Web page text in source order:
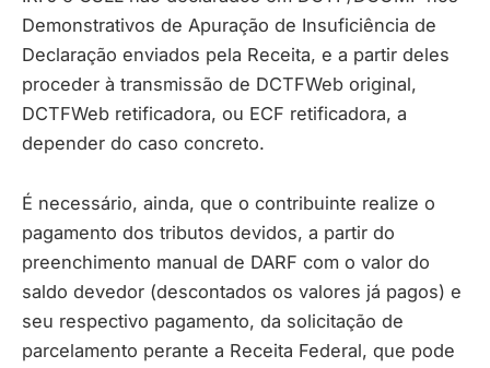
Demonstrativos de Apuração de Insuficiência de
Declaração enviados pela Receita, e a partir deles
proceder à transmissão de DCTFWeb original,
DCTFWeb retificadora, ou ECF retificadora, a
depender do caso concreto.
É necessário, ainda, que o contribuinte realize o
pagamento dos tributos devidos, a partir do
preenchimento manual de DARF com o valor do
saldo devedor (descontados os valores já pagos) e
seu respectivo pagamento, da solicitação de
parcelamento perante a Receita Federal, que pode